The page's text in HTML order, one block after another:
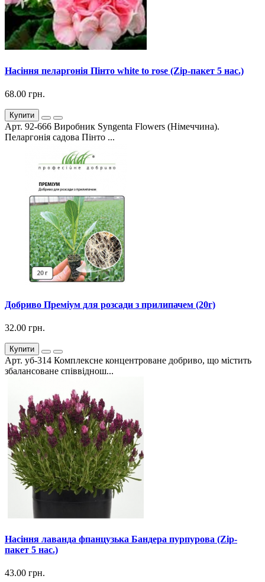
Насіння пеларгонія Пінто white to rose (Zip-пакет 5 нас.)
68.00 грн.
Купити
Арт. 92-666 Виробник Syngenta Flowers (Німеччина).
Пеларгонія садова Пінто ...
Добриво Преміум для розсади з прилипачем (20г)
32.00 грн.
Купити
Арт. уб-314 Комплексне концентроване добриво, що містить
збалансоване співвіднош...
Насіння лаванда фпанцузька Бандера пурпурова (Zip-
пакет 5 нас.)
43.00 грн.